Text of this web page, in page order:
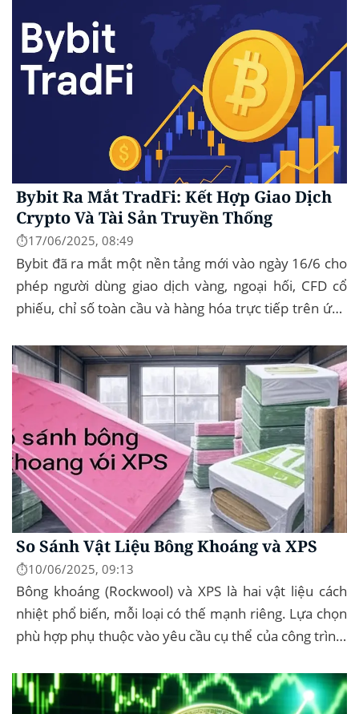
Bybit Ra Mắt TradFi: Kết Hợp Giao Dịch
Crypto Và Tài Sản Truyền Thống
⏱️17/06/2025, 08:49
Bybit đã ra mắt một nền tảng mới vào ngày 16/6 cho
phép người dùng giao dịch vàng, ngoại hối, CFD cổ
phiếu, chỉ số toàn cầu và hàng hóa trực tiếp trên ứng
So Sánh Vật Liệu Bông Khoáng và XPS
⏱️10/06/2025, 09:13
Bông khoáng (Rockwool) và XPS là hai vật liệu cách
nhiệt phổ biến, mỗi loại có thế mạnh riêng. Lựa chọn
phù hợp phụ thuộc vào yêu cầu cụ thể của công trình,